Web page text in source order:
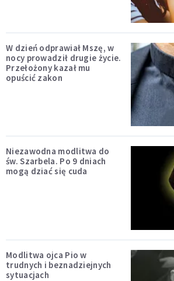
W dzień odprawiał Mszę, w
nocy prowadził drugie życie.
Przełożony kazał mu
opuścić zakon
Niezawodna modlitwa do
św. Szarbela. Po 9 dniach
mogą dziać się cuda
Modlitwa ojca Pio w
trudnych i beznadziejnych
sytuacjach